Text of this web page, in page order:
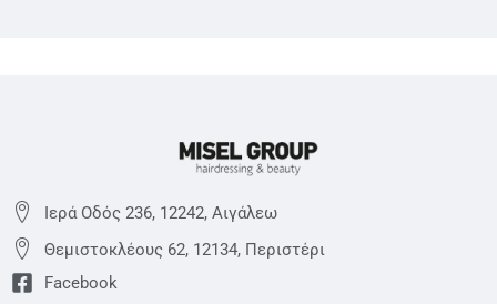
Ιερά Οδός 236, 12242, Αιγάλεω
Θεμιστoκλέους 62, 12134, Περιστέρι
Facebook